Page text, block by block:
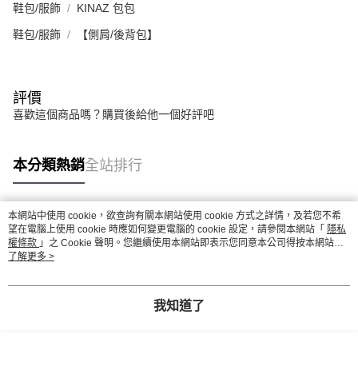
鞋包/服飾 KINAZ 包包
鞋包/服飾 【側肩/後背包】
評價
喜歡這個商品嗎？購買後給他一個好評吧
本分類熱銷全站排行
熱門標籤
本網站中使用 cookie，欲查詢有關本網站使用 cookie 方式之詳情，及若您不希
望在電腦上使用 cookie 時應如何變更電腦的 cookie 設定，請參閱本網站「 隱私
權條款 」之 Cookie 聲明。您繼續使用本網站即表示您同意本公司得按本網站使
用條款之 Cookie 聲明使用 cookie。
了解更多 >
我知道了